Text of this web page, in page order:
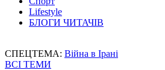
Lifestyle
БЛОГИ ЧИТАЧІВ
СПЕЦТЕМА: Війна в Ірані
ВСІ ТЕМИ